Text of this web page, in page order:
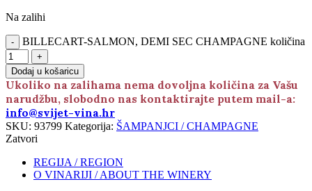
Na zalihi
BILLECART-SALMON, DEMI SEC CHAMPAGNE količina
Dodaj u košaricu
Ukoliko na zalihama nema dovoljna količina za Vašu
narudžbu, slobodno nas kontaktirajte putem mail-a:
info@svijet-vina.hr
SKU: 93799 Kategorija: ŠAMPANJCI / CHAMPAGNE
Zatvori
REGIJA / REGION
O VINARIJI / ABOUT THE WINERY